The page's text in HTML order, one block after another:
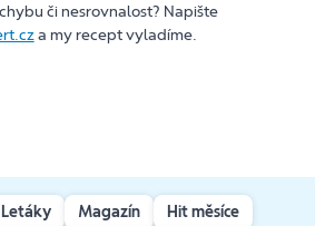
či nesrovnalost? Napište
a my recept vyladíme.
Letáky Magazín Hit měsíce